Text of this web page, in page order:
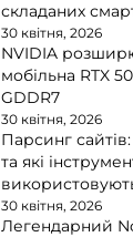
складаних
30 квітня, 2026
NVIDIA
мобільна RTX
GDDR7
30 квітня, 2026
Парсинг
та які
30 квітня, 2026
Легендарний